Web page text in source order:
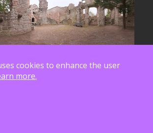
cookies to enhance the user
more.